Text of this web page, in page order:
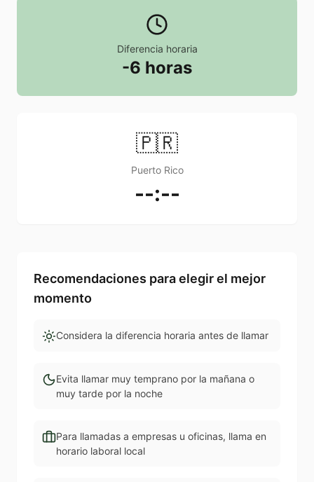
Diferencia horaria
-6 horas
🇵🇷
Puerto Rico
--:--
Recomendaciones para elegir el mejor
momento
Considera la diferencia horaria antes de llamar
Evita llamar muy temprano por la mañana o
muy tarde por la noche
Para llamadas a empresas u oficinas, llama en
horario laboral local